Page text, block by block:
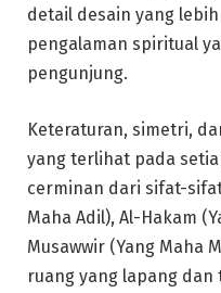
detail desain yang
pengalaman spiritual
pengunjung.
Keteraturan, simetri,
yang terlihat pada
cerminan dari sifat-
Maha Adil), Al-Hakam
Musawwir (Yang Maha
ruang yang lapang